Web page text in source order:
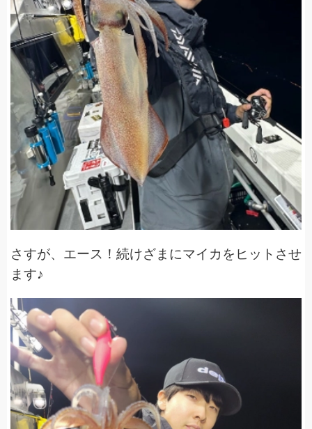
さすが、エース！続けざまにマイカをヒットさせ
ます♪